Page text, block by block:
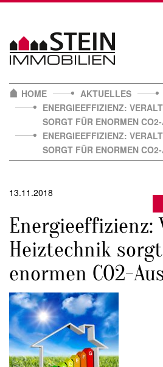
content
HOME
AKTUELLES
ENERGIEEFFIZIENZ:
SORGT FÜR ENORMEN CO2-
ENERGIEEFFIZIENZ:
SORGT FÜR ENORMEN CO2-
13.11.2018
Energieeffizienz:
Heiztechnik
enormen CO2-